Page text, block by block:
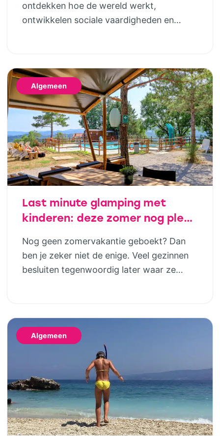
ontdekken hoe de wereld werkt,
ontwikkelen sociale vaardigheden en
aan financiële opvoeding, help je kinderen
om later bewuste keuzes te maken. Dat
hoeft helemaal niet ingewikkeld te zijn;
juist […]
Algemeen
Last minute glamping met
kinderen: deze zomer nog plek
Vodatent en Tendi
Nog geen zomervakantie geboekt? Dan
ben je zeker niet de enige. Veel gezinnen
besluiten tegenwoordig later waar ze
niet helemaal bij jullie past. Wie houdt van
het buitenleven, maar niet wil slepen met
Algemeen